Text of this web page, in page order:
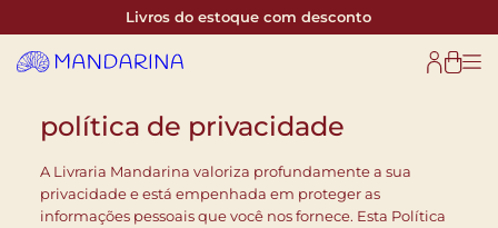
para
conteúdo
Livros do estoque com desconto
política de privacidade
A Livraria Mandarina valoriza profundamente a sua
privacidade e está empenhada em proteger as
informações pessoais que você nos fornece. Esta Política